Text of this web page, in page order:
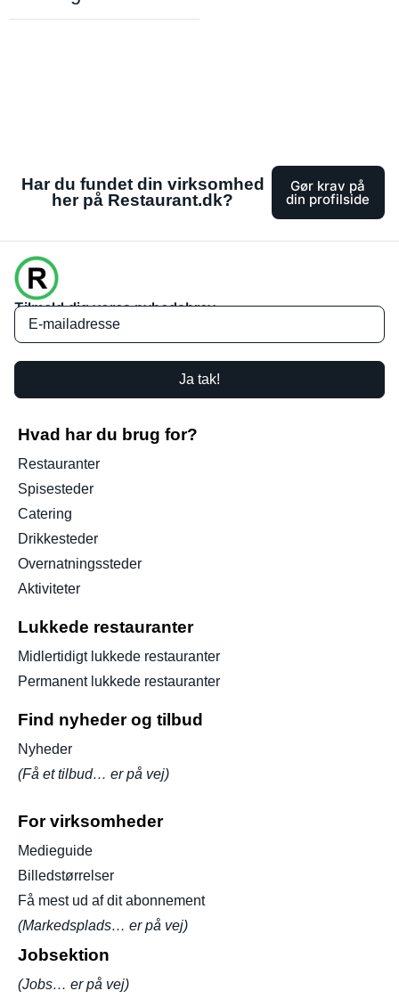
Har du fundet din virksomhed
her på Restaurant.dk?
Gør krav på
din profilside
Tilmeld dig vores nyhedsbrev
Ja tak!
Hvad har du brug for?
Restauranter
Spisesteder
Catering
Drikkesteder
Overnatningssteder
Aktiviteter
Lukkede restauranter
Midlertidigt lukkede restauranter
Permanent lukkede restauranter
Find nyheder og tilbud
Nyheder
(Få et tilbud… er på vej)
For virksomheder
Medieguide
Billedstørrelser
Få mest ud af dit abonnement
(Markedsplads… er på vej)
Jobsektion
(Jobs… er på vej)